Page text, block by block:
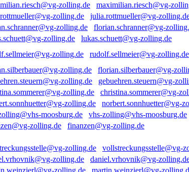
maximilian.riesch@vg-
julia.rottmueller@vg-
florian.schranner@vg-
lukas.schuett@vg-zolling.de
rudolf.sellmeier@vg-zolling.de
florian.silberbauer@vg-
gebuehren.steuern@vg-
christina.sommerer@vg-
norbert.sonnhuetter@vg-
vhs-zolling@vhs-moosburg.de
finanzen@vg-zolling.de
vollstreckungsstelle@vg-
daniel.vrhovnik@vg-